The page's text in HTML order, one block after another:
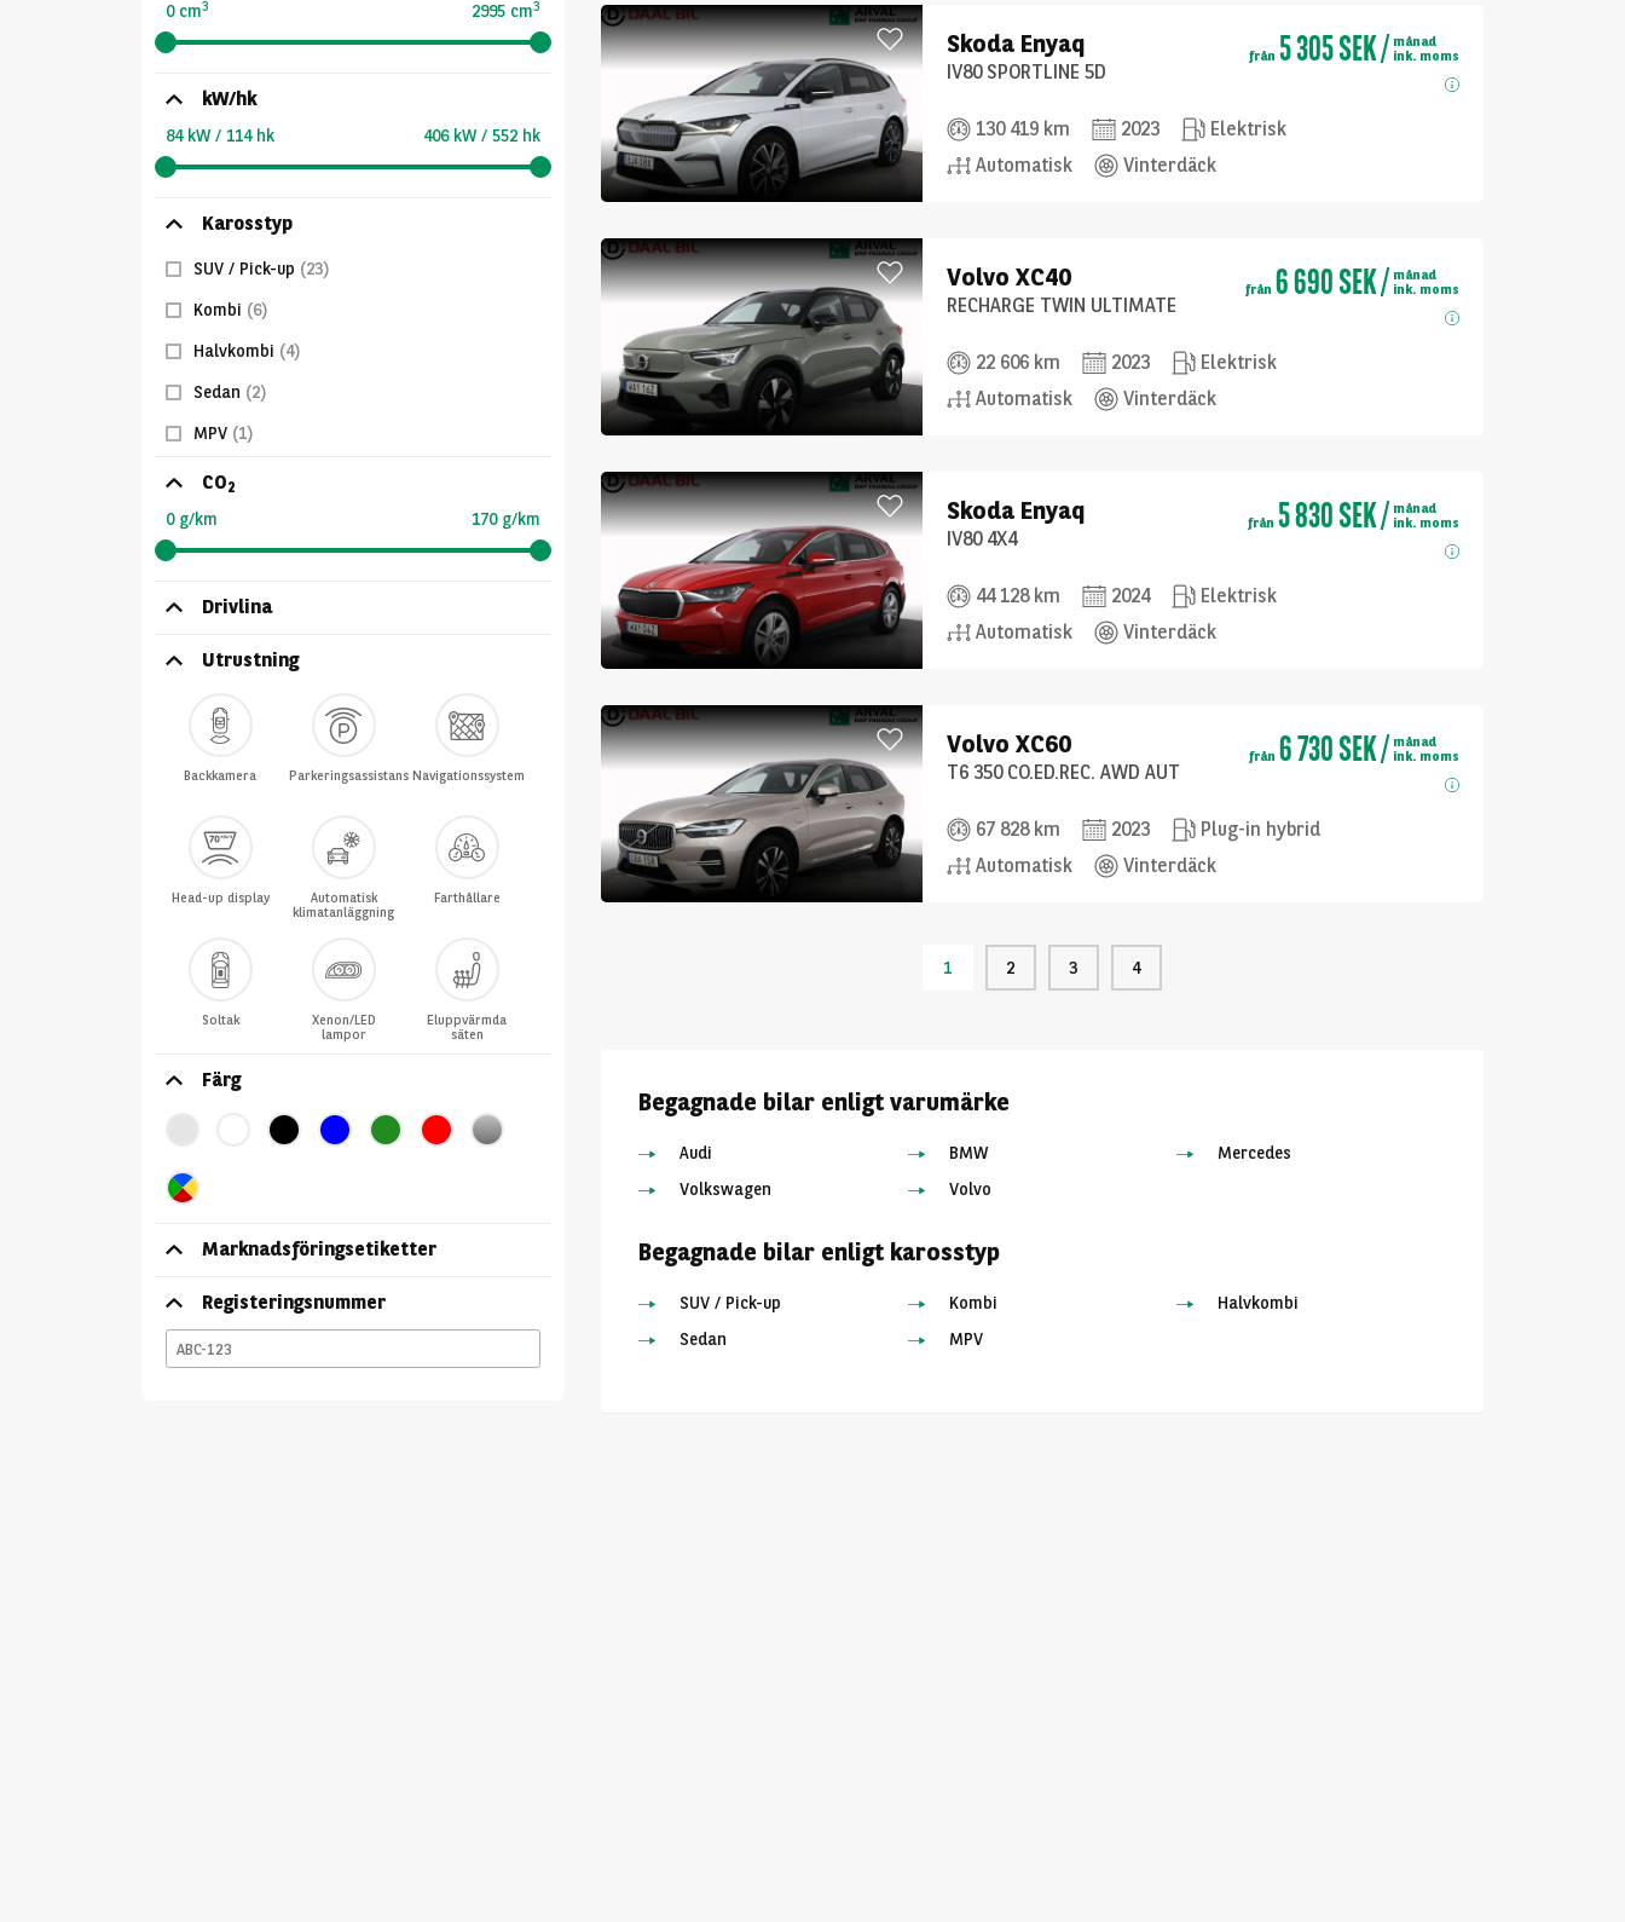
0 cm3 2995 cm3
kW/hk
84 kW / 114 hk 406 kW / 552 hk
Karosstyp
SUV / Pick-up (23)
Kombi (6)
Halvkombi (4)
Sedan (2)
MPV (1)
CO2
0 g/km 170 g/km
Drivlina
Utrustning
Backkamera Parkeringsassistans Navigationssystem
Head-up display
Automatisk
klimatanläggning
Farthållare
Soltak
Xenon/LED
lampor
Eluppvärmda
säten
Färg
Marknadsföringsetiketter
Registeringsnummer
ABC-
123
Skoda Enyaq
IV80 SPORTLINE 5D
130 419 km 2023
Elektrisk
Automatisk
Vinterdäck
från 5 305 SEK/ månad
ink. moms
Volvo XC40
RECHARGE TWIN ULTIMATE
22 606 km 2023
Elektrisk
Automatisk
Vinterdäck
från 6 690 SEK/ månad
ink. moms
Skoda Enyaq
IV80 4X4
44 128 km 2024
Elektrisk
Automatisk
Vinterdäck
från 5 830 SEK/ månad
ink. moms
Volvo XC60
T6 350 CO.ED.REC. AWD AUT
67 828 km 2023
Plug-in hybrid
Automatisk
Vinterdäck
från 6 730 SEK/ månad
ink. moms
1 2 3 4
Begagnade bilar enligt varumärke
Audi BMW
Mercedes
Volkswagen
Volvo
Begagnade bilar enligt karosstyp
SUV / Pick-up Kombi
Halvkombi
Sedan
MPV